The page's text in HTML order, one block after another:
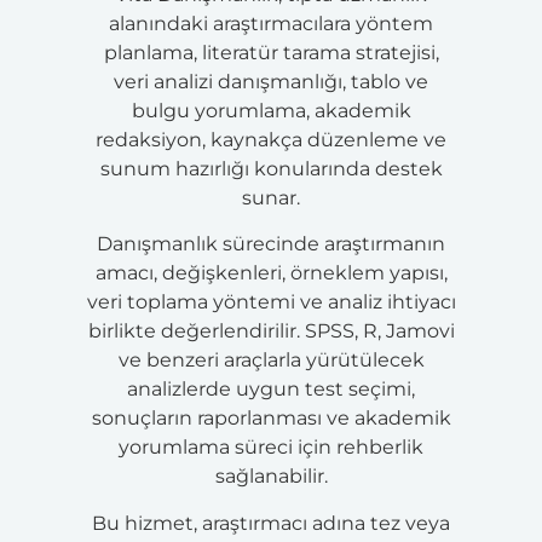
alanındaki araştırmacılara yöntem
planlama, literatür tarama stratejisi,
veri analizi danışmanlığı, tablo ve
bulgu yorumlama, akademik
redaksiyon, kaynakça düzenleme ve
sunum hazırlığı konularında destek
sunar.
Danışmanlık sürecinde araştırmanın
amacı, değişkenleri, örneklem yapısı,
veri toplama yöntemi ve analiz ihtiyacı
birlikte değerlendirilir. SPSS, R, Jamovi
ve benzeri araçlarla yürütülecek
analizlerde uygun test seçimi,
sonuçların raporlanması ve akademik
yorumlama süreci için rehberlik
sağlanabilir.
Bu hizmet, araştırmacı adına tez veya